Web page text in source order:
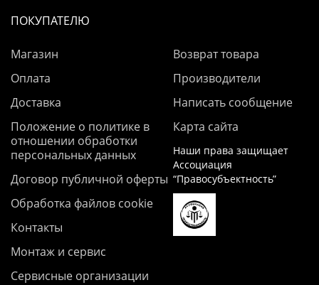
ПОКУПАТЕЛЮ
Магазин
Оплата
Доставка
Положение о политике в
отношении обработки
персональных данных
Договор публичной оферты
Обработка файлов cookie
Контакты
Монтаж и сервис
Сервисные организации
Возврат товара
Производители
Написать сообщение
Карта сайта
Наши права защищает
Ассоциация
“Правосубъектность”